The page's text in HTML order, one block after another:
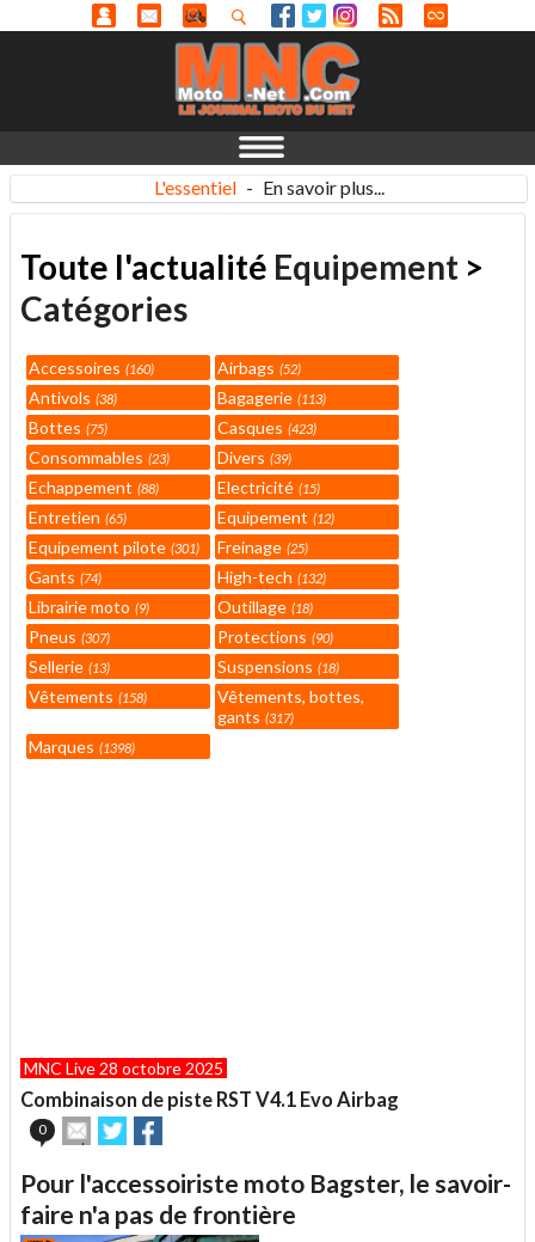
L'essentiel - En savoir plus...
Toute l'actualité Equipement >
Catégories
Accessoires 160 Airbags 52
Antivols 38 Bagagerie 113
Bottes 75 Casques 423
Consommables 23 Divers 39
Echappement 88 Electricité 15
Entretien 65 Equipement 12
Equipement pilote 301 Freinage 25
Gants 74 High-tech 132
Librairie moto 9 Outillage 18
Pneus 307 Protections 90
Sellerie 13 Suspensions 18
Vêtements 158
Vêtements, bottes,
gants
317
Marques 1398
MNC Live 28 octobre 2025
Combinaison de piste RST V4.1 Evo Airbag
0
Envoyer
cet
à
un
ami
Partager
sur sur
Pour l'accessoiriste moto Bagster, le savoir-
faire n'a pas de frontière